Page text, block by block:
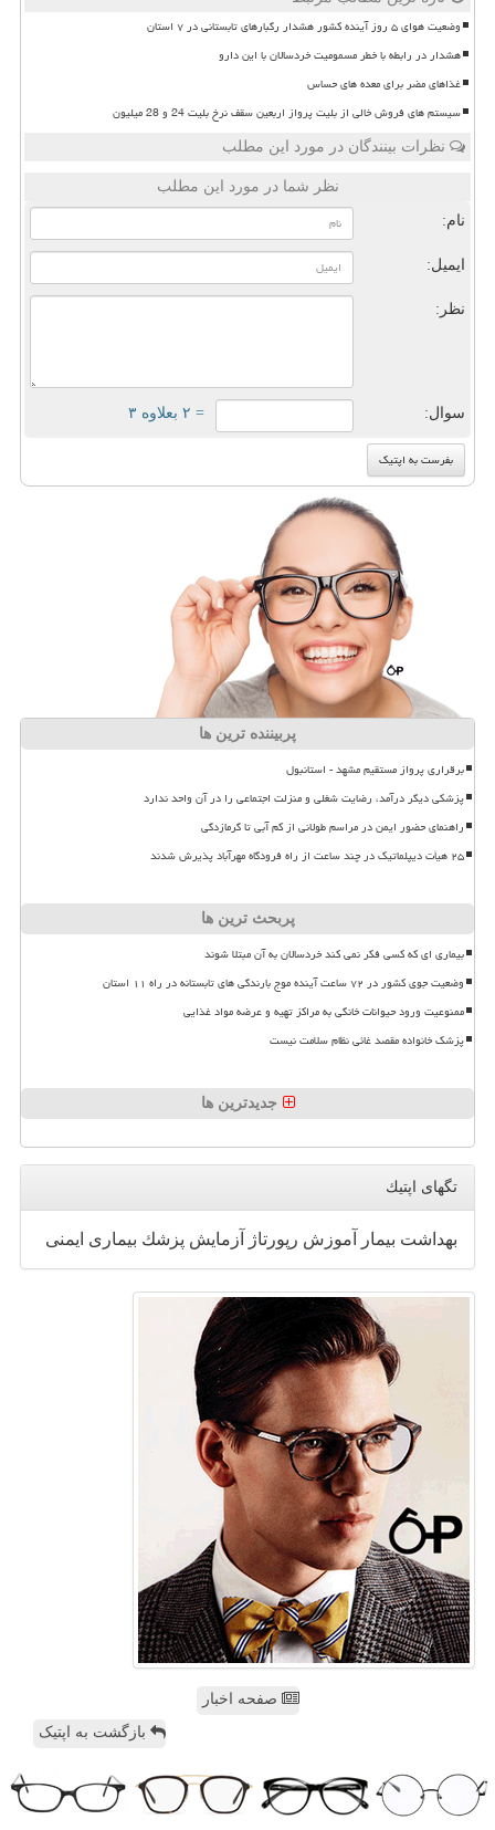
وضعیت هوای ۵ روز آینده کشور هشدار رگبارهای تابستانی در ۷ استان
هشدار در رابطه با خطر مسمومیت خردسالان با این دارو
غذاهای مضر برای معده های حساس
سیستم های فروش خالی از بلیت پرواز اربعین سقف نرخ بلیت 24 و 28 میلیون
نظرات بینندگان در مورد این مطلب
نظر شما در مورد این مطلب
نام:
ایمیل:
نظر:
سوال: = ۲ بعلاوه ۳
پربیننده ترین ها
برقراری پرواز مستقیم مشهد - استانبول
پزشکی دیگر درآمد، رضایت شغلی و منزلت اجتماعی را در آن واحد ندارد
راهنمای حضور ایمن در مراسم طولانی از کم آبی تا گرمازدگی
۲۵ هیأت دیپلماتیک در چند ساعت از راه فرودگاه مهرآباد پذیرش شدند
پربحث ترین ها
بیماری ای که کسی فکر نمی کند خردسالان به آن مبتلا شوند
وضعیت جوی کشور در ۷۲ ساعت آینده موج بارندگی های تابستانه در راه ۱۱ استان
ممنوعیت ورود حیوانات خانگی به مراکز تهیه و عرضه مواد غذایی
پزشک خانواده مقصد غائی نظام سلامت نیست
جدیدترین ها
تگهای اپتیك
بهداشت بیمار آموزش رپورتاژ آزمایش پزشك بیماری ایمنی
صفحه اخبار
بازگشت به اپتیک